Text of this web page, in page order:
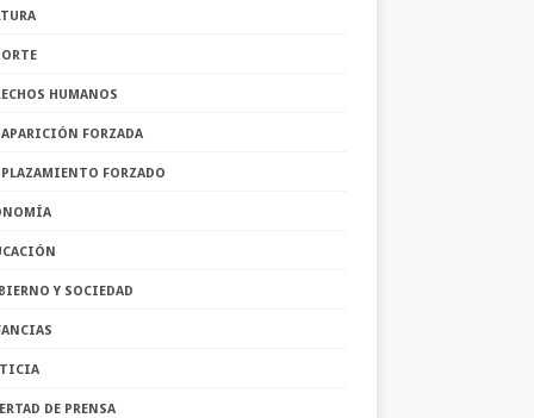
HUMANOS
FORZADA
FORZADO
Y SOCIEDAD
DE PRENSA